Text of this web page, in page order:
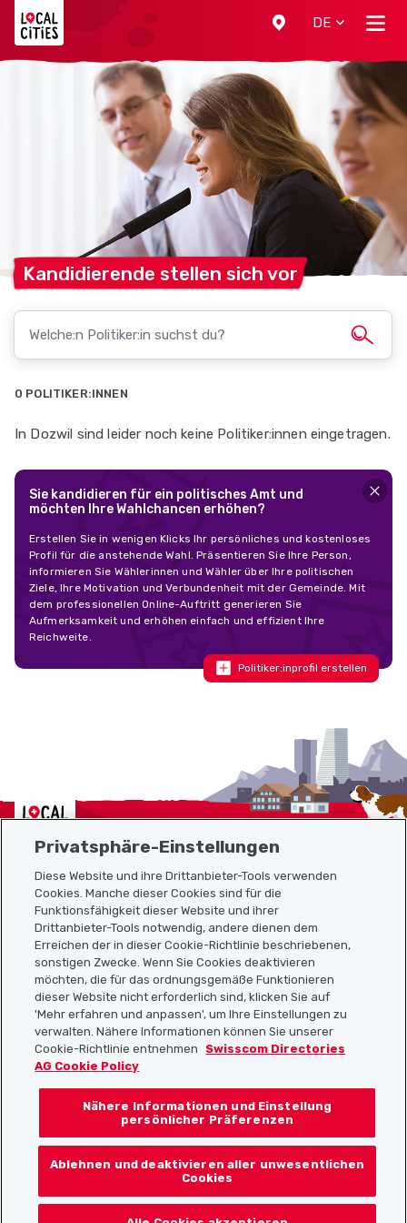
DE
Kandidierende stellen sich vor
0 POLITIKER:INNEN
In Dozwil sind leider noch keine Politiker:innen eingetragen.
Sie kandidieren für ein politisches Amt und
möchten Ihre Wahlchancen erhöhen?
Erstellen Sie in wenigen Klicks Ihr persönliches und kostenloses
Profil für die anstehende Wahl. Präsentieren Sie Ihre Person,
informieren Sie Wählerinnen und Wähler über Ihre politischen
Ziele, Ihre Motivation und Verbundenheit mit der Gemeinde. Mit
dem professionellen Online-Auftritt generieren Sie
Aufmerksamkeit und erhöhen einfach und effizient Ihre
Reichweite.
Politiker:inprofil erstellen
Localcities
Sitemap
Nützliche Links
Localcities App herunterladen
Folgt uns auf:
Privatsphäre-Einstellungen
Diese Website und ihre Drittanbieter-Tools verwenden
Cookies. Manche dieser Cookies sind für die
Funktionsfähigkeit dieser Website und ihrer
Drittanbieter-Tools notwendig, andere dienen dem
Erreichen der in dieser Cookie-Richtlinie beschriebenen,
sonstigen Zwecke. Wenn Sie Cookies deaktivieren
möchten, die für das ordnungsgemäße Funktionieren
dieser Website nicht erforderlich sind, klicken Sie auf
'Mehr erfahren und anpassen', um Ihre Einstellungen zu
verwalten. Nähere Informationen können Sie unserer
Cookie-Richtlinie entnehmen
Swisscom Directories
AG Cookie Policy
Nähere Informationen und Einstellung
persönlicher Präferenzen
Ablehnen und deaktivieren aller unwesentlichen
Cookies